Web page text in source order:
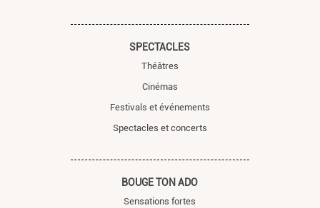
SPECTACLES
Théâtres
Cinémas
Festivals et événements
Spectacles et concerts
BOUGE TON ADO
Sensations fortes